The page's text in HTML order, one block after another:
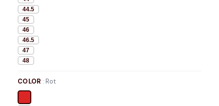
44.5
45
46
46.5
47
48
COLOR : Rot